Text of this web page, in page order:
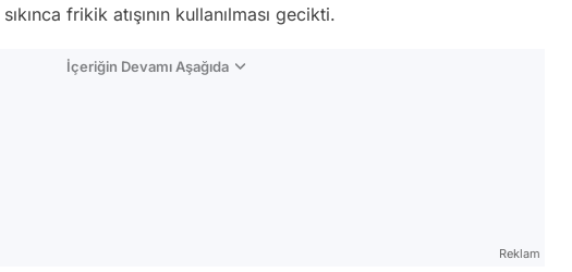
frikik atışının kullanılması gecikti.
İçeriğin Devamı Aşağıda
Reklam